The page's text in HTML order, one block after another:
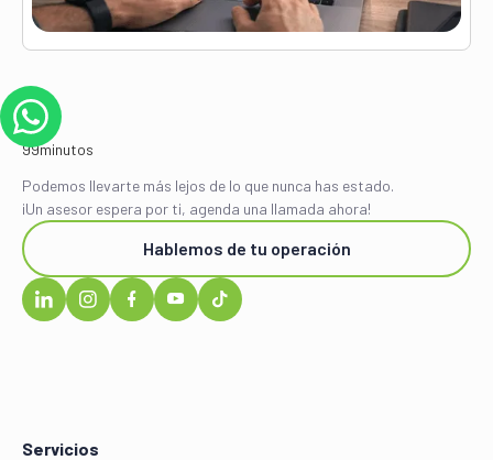
Podemos llevarte más lejos de lo que nunca has estado.
¡Un asesor espera por ti, agenda una llamada ahora!
Hablemos de tu operación
Servicios